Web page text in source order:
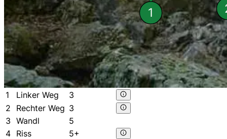
1
1 Linker Weg
3
2
Rechter Weg 3
3 Wandl
5
4 Riss
5+